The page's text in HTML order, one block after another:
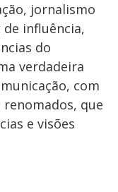
jornalismo
influência,
do
verdadeira
com
que
e visões